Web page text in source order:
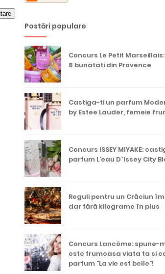
Postări populare
Concurs Le Petit
8 bunatati din Provence
Castiga-ti un parfum
by Estee Lauder, femeie
Concurs ISSEY MIYAKE:
parfum L’eau D`Issey City
Reguli pentru un Crăciun
dar fără kilograme în plus
Concurs Lancôme: spune-
este frumoasa viata ta si
parfum "La vie est belle"!